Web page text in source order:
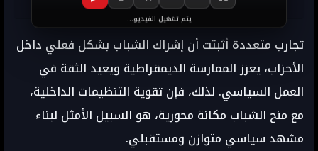
تجارب متعددة أثبتت أن إشراك الشباب بشكل فعلي داخل
الأحزاب، يعزز الممارسة الديمقراطية ويعيد الثقة في
العمل السياسي. لذلك، فإن تقوية التنظيمات الداخلية،
مع منح الشباب مكانة محورية، هو السبيل الأمثل لبناء
مشهد سياسي متوازن ومستقبلي.
يتم تشغيل الفيديو...